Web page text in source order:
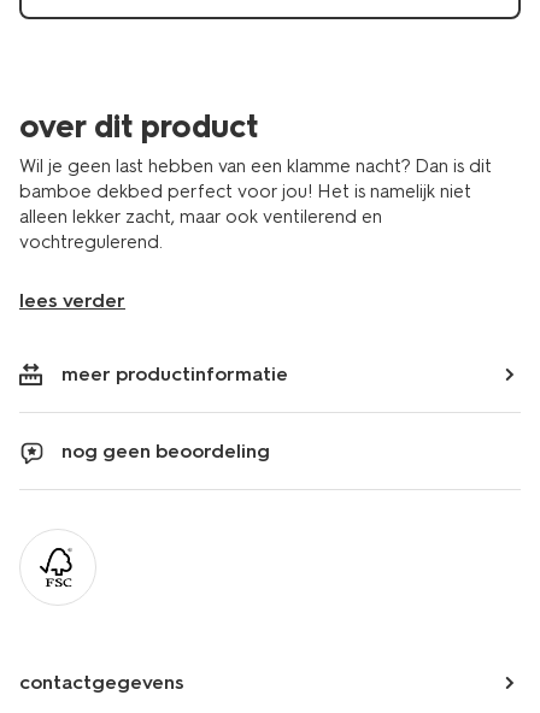
over dit product
Wil je geen last hebben van een klamme nacht? Dan is dit
bamboe dekbed perfect voor jou! Het is namelijk niet
alleen lekker zacht, maar ook ventilerend en
vochtregulerend.
lees verder
meer productinformatie
nog geen beoordeling
contactgegevens